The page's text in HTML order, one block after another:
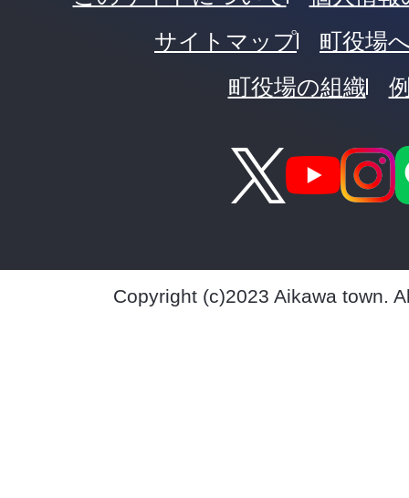
サイトマップ
町役場
町役場の組織
Copyright (c)2023 Aikawa town.